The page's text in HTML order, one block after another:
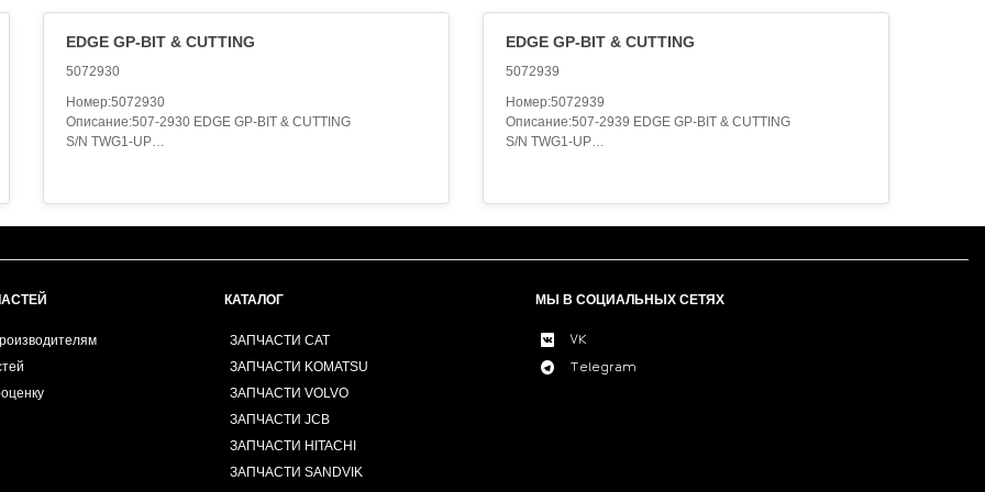
EDGE GP-BIT & CUTTING
5072930
Номер:5072930
Описание:507-2930 EDGE GP-BIT & CUTTING
S/N TWG1-UP
FIELD INSTALLATION
EDGE GP-BIT & CUTTING
5072939
Номер:5072939
Описание:507-2939 EDGE GP-BIT & CUTTING
S/N TWG1-UP
FIELD INSTALLATION
КАТАЛОГ
ЗАПЧАСТИ CAT
ЗАПЧАСТИ KOMATSU
ЗАПЧАСТИ VOLVO
ЗАПЧАСТИ JCB
ЗАПЧАСТИ HITACHI
ЗАПЧАСТИ SANDVIK
МЫ В СОЦИАЛЬНЫХ СЕТЯХ
VK
Telegram